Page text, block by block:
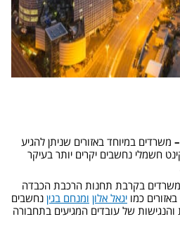
משרדים במיוחד באזורים שניתן להגיע
חשמלי נחשבים יקרים יותר בעיקר
משרדים בקרבת תחנות הרכבת הכבדה
כמו יגאל אלון ומנחם בגין נחשבים
והנגישות של עובדים המגיעים בתחבורה